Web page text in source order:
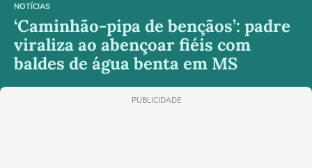
NOTÍCIAS
‘Caminhão-pipa de bençãos’: padre
viraliza ao abençoar fiéis com
baldes de água benta em MS
PUBLICIDADE